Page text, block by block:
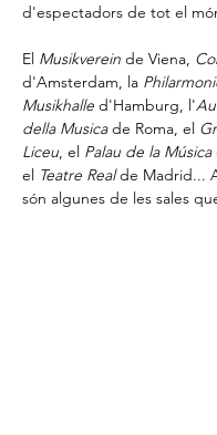
d'espectadors de tot el
El Musikverein de Viena,
d'Amsterdam, la
Musikhalle d'Hamburg, l'
della Musica de Roma, el
Liceu, el Palau de la Música
el Teatre Real de Madrid...
són algunes de les sales